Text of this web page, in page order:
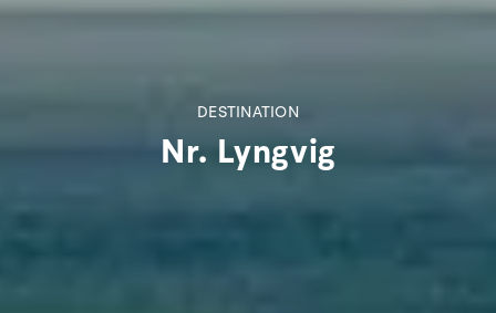
DESTINATION
Nr. Lyngvig